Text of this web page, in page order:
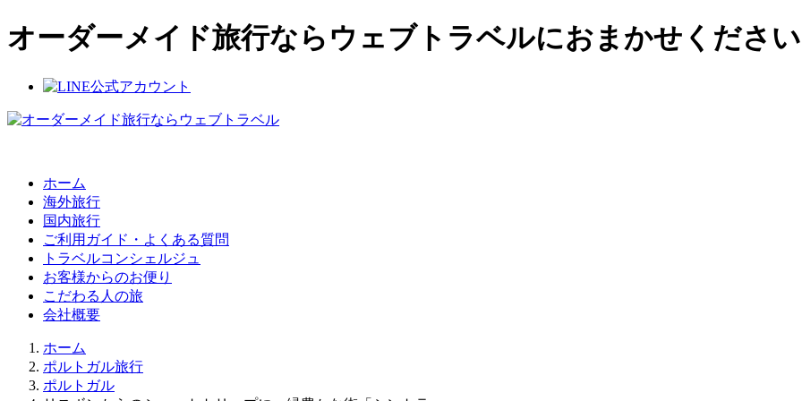
オーダーメイド旅行ならウェブトラベルにおまかせくださ
ホーム
海外旅行
国内旅行
ご利用ガイド・よくある質問
トラベルコンシェルジュ
お客様からのお便り
こだわる人の旅
会社概要
ホーム
ポルトガル旅行
ポルトガル